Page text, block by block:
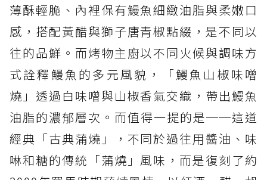
薄酥輕脆、內裡保有鰻魚細緻油脂與柔嫩口
感，搭配黃醋與獅子唐青椒點綴，是不同以
往的品鮮。而烤物主廚以不同火候與調味方
式詮釋鰻魚的多元風貌，「鰻魚山椒味噌
燒」透過白味噌與山椒香氣交織，帶出鰻魚
油脂的濃郁層次。而值得一提的是──這道
經典「古典蒲燒」，不同於過往用醬油、味
啉和糖的傳統「蒲燒」風味，而是復刻了約